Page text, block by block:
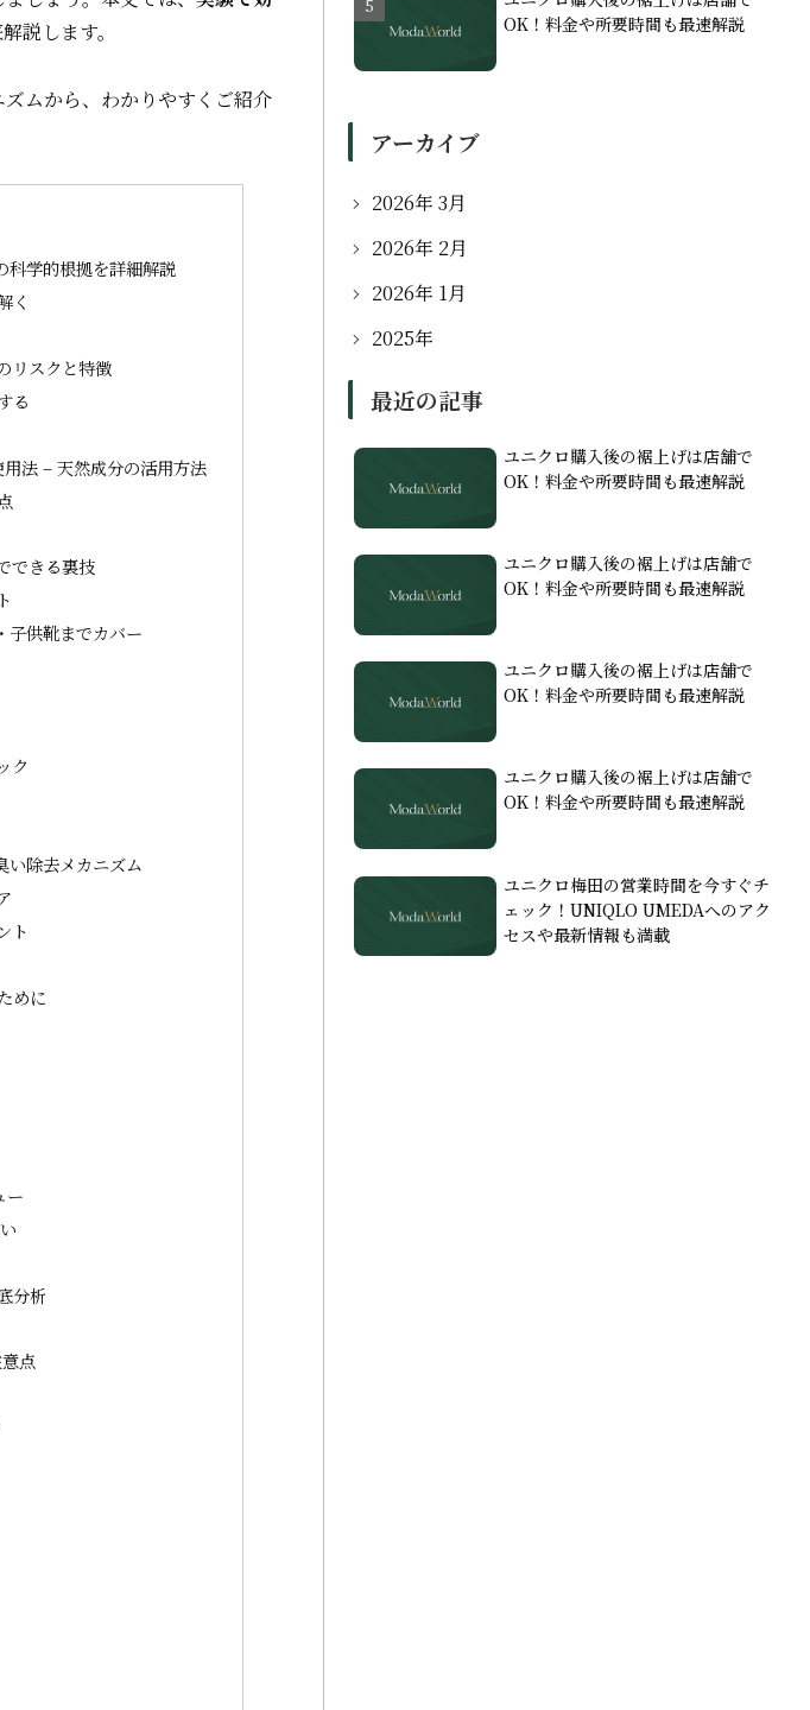
説します。
ムから、わかりやすくご紹介
科学的根拠を詳細解説
く
リスクと特徴
る
法 – 天然成分の活用方法
できる裏技
子供靴までカバー
ク
い除去メカニズム
ト
めに
ー
分析
点
OK！料金や所要時間も最速解説
アーカイブ
2026年 3月
2026年 2月
2026年 1月
2025年
最近の記事
ユニクロ購入後の裾上げは店舗で
OK！料金や所要時間も最速解説
ユニクロ購入後の裾上げは店舗で
OK！料金や所要時間も最速解説
ユニクロ購入後の裾上げは店舗で
OK！料金や所要時間も最速解説
ユニクロ購入後の裾上げは店舗で
OK！料金や所要時間も最速解説
ユニクロ梅田の営業時間を今すぐチ
ェック！UNIQLO UMEDAへのアク
セスや最新情報も満載